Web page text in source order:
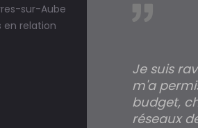
sur-Aube
relationest bien
Je suis
m'a
budget,
réseaux